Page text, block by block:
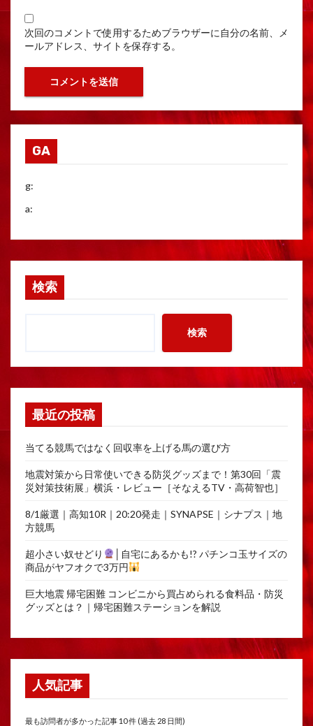
次回のコメントで使用するためブラウザーに自分の名前、メ
ールアドレス、サイトを保存する。
GA
g:
a:
検索
検索
最近の投稿
当てる競馬ではなく回収率を上げる馬の選び方
地震対策から日常使いできる防災グッズまで！第30回「震
災対策技術展」横浜・レビュー［そなえるTV・高荷智也］
8/1厳選｜高知10R｜20:20発走｜SYNAPSE｜シナプス｜地
方競馬
超小さい奴せどり
│自宅にあるかも!? パチンコ玉サイズの
商品がヤフオクで3万円
巨大地震 帰宅困難 コンビニから買占められる食料品・防災
グッズとは？｜帰宅困難ステーションを解説
人気記事
最も訪問者が多かった記事 10 件 (過去 28 日間)